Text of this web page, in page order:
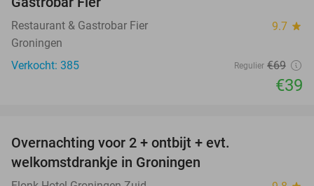
Restaurant & Gastrobar Fier 9.7 star
Groningen
Verkocht: 385
Regulier €69
€39
Overnachting voor 2 + ontbijt + evt.
welkomstdrankje in Groningen